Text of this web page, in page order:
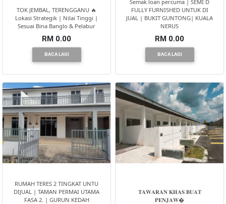
TOK JEMBAL, TERENGGANU 🔥
Lokasi Strategik | Nilai Tinggi |
Sesuai Bina Banglo & Pelabur
RM 0.00
BACA LAGI
Semak loan percuma | SEMI D
FULLY FURNISHED UNTUK DI
JUAL | BUKIT GUNTONG| KUALA
NERUS
RM 0.00
BACA LAGI
RUMAH TERES 2 TINGKAT UNTU
DIJUAL | TAMAN PERMAI UTAMA
FASA 2. | GURUN KEDAH
𝐓𝐀𝐖𝐀𝐑𝐀𝐍 𝐊𝐇𝐀𝐒 𝐁𝐔𝐀𝐓
𝐏𝐄𝐍𝐉𝐀𝐖�